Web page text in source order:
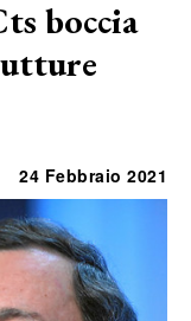
boccia
24 Febbraio 2021